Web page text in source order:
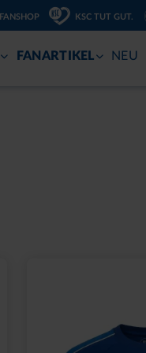
FANSHOP KSC TUT GUT.
FANARTIKEL NEU